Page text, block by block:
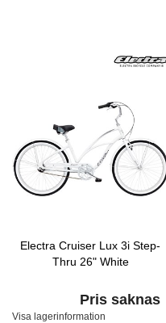
Electra Cruiser Lux 3i Step-
Thru 26" White
Pris saknas
Visa lagerinformation